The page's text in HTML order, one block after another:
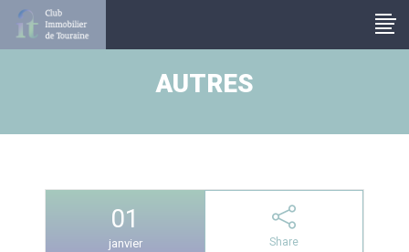
AUTRES
01
janvier Share
Panneau de gestion des cookies